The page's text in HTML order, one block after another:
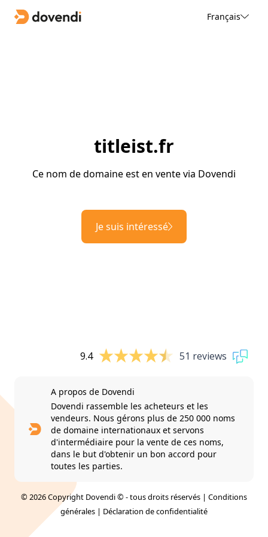
Français
titleist.fr
Ce nom de domaine est en vente via Dovendi
Je suis intéressé
9.4 51 reviews
A propos de Dovendi
Dovendi rassemble les acheteurs et les
vendeurs. Nous gérons plus de 250 000 noms
de domaine internationaux et servons
d'intermédiaire pour la vente de ces noms,
dans le but d'obtenir un bon accord pour
toutes les parties.
© 2026 Copyright Dovendi © - tous droits réservés | Conditions
générales | Déclaration de confidentialité